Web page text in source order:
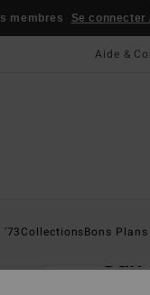
membres Se
Aide &
'73CollectionsBons Plans